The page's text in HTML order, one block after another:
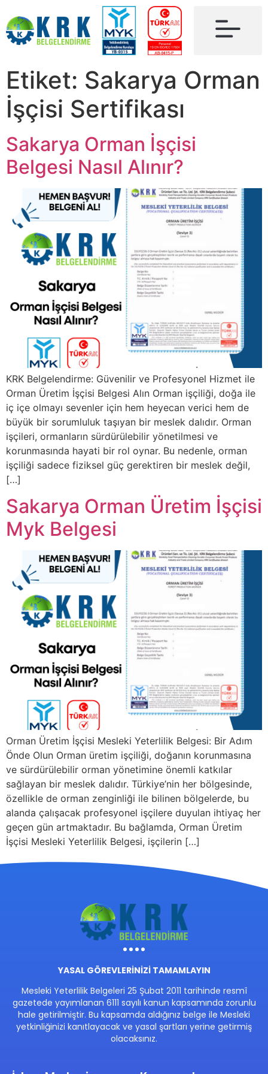
Etiket: Sakarya Orman
İşçisi Sertifikası
Sakarya Orman İşçisi
Belgesi Nasıl Alınır?
KRK Belgelendirme: Güvenilir ve Profesyonel Hizmet ile
Orman Üretim İşçisi Belgesi Alın Orman işçiliği, doğa ile
iç içe olmayı sevenler için hem heyecan verici hem de
büyük bir sorumluluk taşıyan bir meslek dalıdır. Orman
işçileri, ormanların sürdürülebilir yönetilmesi ve
korunmasında hayati bir rol oynar. Bu nedenle, orman
işçiliği sadece fiziksel güç gerektiren bir meslek değil,
[…]
Sakarya Orman Üretim İşçisi
Myk Belgesi
Orman Üretim İşçisi Mesleki Yeterlilik Belgesi: Bir Adım
Önde Olun Orman üretim işçiliği, doğanın korunmasına
ve sürdürülebilir orman yönetimine önemli katkılar
sağlayan bir meslek dalıdır. Türkiye’nin her bölgesinde,
özellikle de orman zenginliği ile bilinen bölgelerde, bu
alanda çalışacak profesyonel işçilere duyulan ihtiyaç her
geçen gün artmaktadır. Bu bağlamda, Orman Üretim
İşçisi Mesleki Yeterlilik Belgesi, işçilerin […]
YASAL GÖREVLERİNİZİ TAMAMLAYIN
Mesleki Yeterlilik Belgeleri 25 Şubat 2011 tarihinde resmî
gazetede yayımlanan 6111 sayılı kanun kapsamında zorunlu
hale getirilmiştir. Bu kapsamda aldığınız belge ile Mesleki
yetkinliğinizi kanıtlayacak ve yasal şartları yerine getirmiş
olacaksınız.